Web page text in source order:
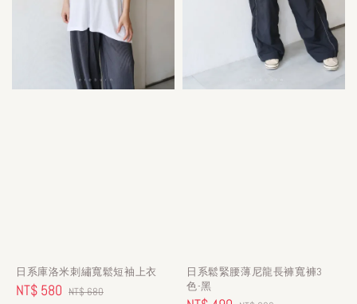
日系庫洛米刺繡寬鬆短袖上衣
Sale
NT$ 580 Regular
NT$ 680
日系鬆緊腰薄尼龍長褲寬褲3
色-黑